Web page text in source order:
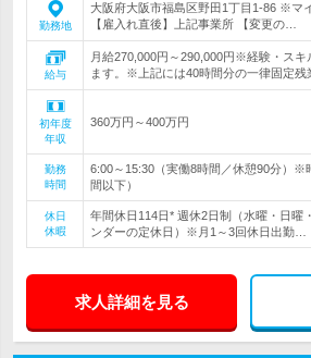
勤務地
大阪府大阪市福島区野田1丁目1-86 ※マ
【雇入れ直後】上記事業所 【変更の…
給与
月給270,000円～290,000円※経験・スキ
ます。※上記には40時間分の一律固定残
初年度
年収
360万円～400万円
勤務
時間
6:00～15:30（実働8時間／休憩90分）※
間以下）
休日
休暇
年間休日114日* 週休2日制（水曜・日曜
ンダーの定休日）※月1～3回休日出勤…
求人詳細を見る